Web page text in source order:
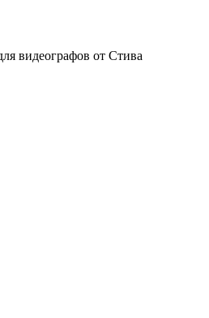
видеографов от Стива